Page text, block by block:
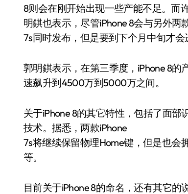
8则会在刚开始出现一些产能不足。而
明錤也表示，尽管iPhone 8会与另外两
7s同时发布，但是要到下个月中旬才
郭明錤表示，在第三季度，iPhone 8
速飙升到4500万到5000万之间。
关于iPhone 8的其它特性，包括了面
技术。据悉，两款iPhone
7s将继续保留物理Home键，但是也会
等。
目前关于iPhone 8的命名，还有其它的